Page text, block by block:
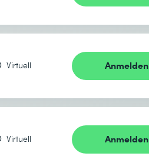
Virtuell Anmelden
Virtuell Anmelden